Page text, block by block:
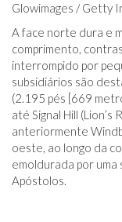
Glowimages / Getty
A face norte dura e
comprimento,
interrompido por
subsidiários são
(2.195 pés [669
até Signal Hill (Lion’s
anteriormente
oeste, ao longo da
emoldurada por
Apóstolos.